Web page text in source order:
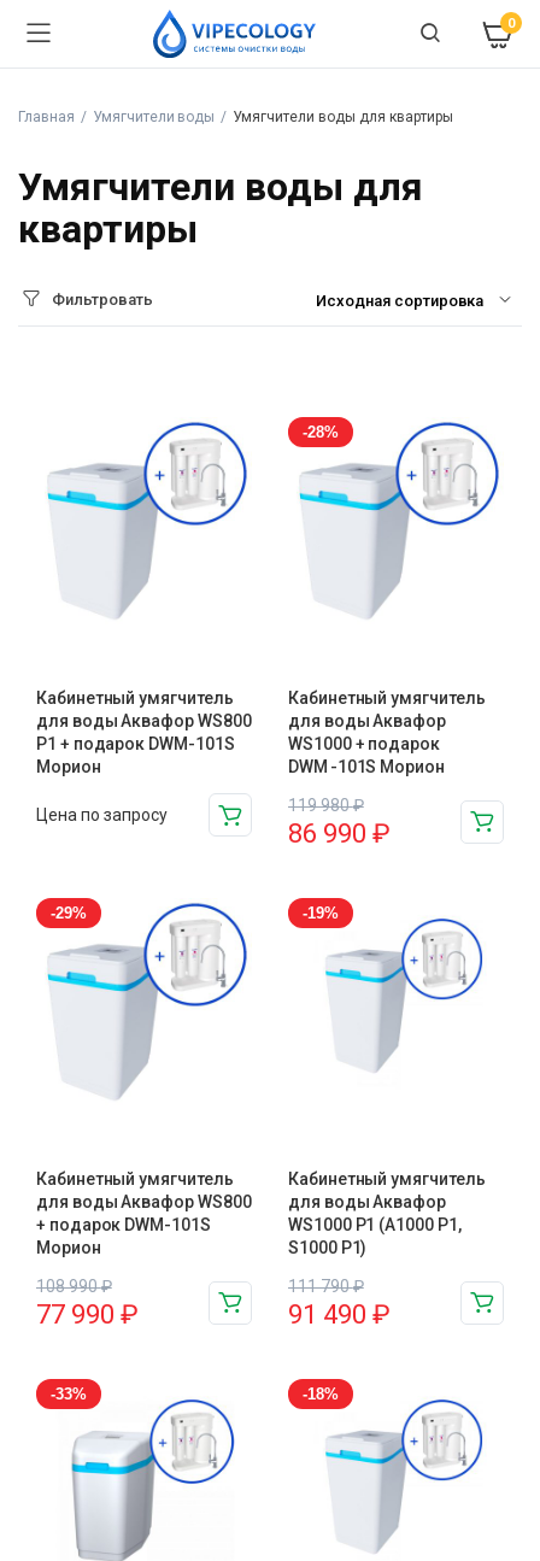
0
Главная Умягчители воды Умягчители воды для квартиры
Умягчители воды для
квартиры
Фильтровать
Кабинетный умягчитель
для воды Аквафор WS800
P1 + подарок DWM-101S
Морион
Цена по запросу
-28%
Кабинетный умягчитель
для воды Аквафор
WS1000 + подарок
DWM -101S Морион
119 980₽
86 990 ₽
-29%
Кабинетный умягчитель
для воды Аквафор WS800
+ подарок DWM-101S
Морион
108 990₽
77 990 ₽
-19%
Кабинетный умягчитель
для воды Аквафор
WS1000 P1 (А1000 P1,
S1000 P1)
111 790₽
91 490 ₽
-33% -18%